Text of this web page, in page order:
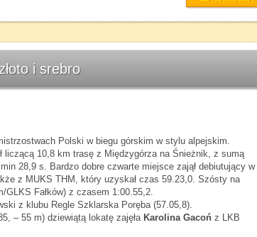
i srebro
Polski w biegu górskim w stylu alpejskim.
liczącą 10,8 km trasę z Międzygórza na Śnieżnik, z sumą
28,9 s. Bardzo dobre czwarte miejsce zajął debiutujący w
z MUKS THM, który uzyskał czas 59.23,0. Szósty na
GLKS Fałków) z czasem 1:00.55,2.
z klubu Regle Szklarska Poręba (57.05,8).
– 55 m) dziewiątą lokatę zajęła Karolina Gacoń z LKB